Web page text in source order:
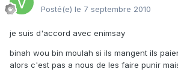
Posté(e) le 7 septembre 2010
je suis d'accord avec enimsay
binah wou bin moulah si ils mangent ils
alors c'est pas a nous de les faire punir